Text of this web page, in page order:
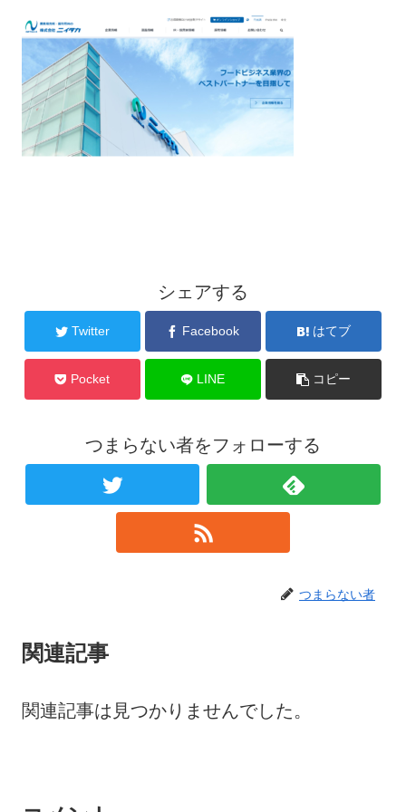
シェアする
Twitter Facebook はてブ
Pocket LINE コピー
つまらない者をフォローする
つまらない者
関連記事
関連記事は見つかりませんでした。